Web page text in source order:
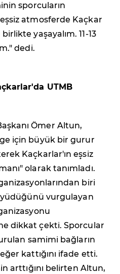
sporcuların
atmosferde Kaçkar
yaşayalım. 11-13
dedi.
UTMB
Ömer Altun,
için büyük bir gurur
Kaçkarlar'ın eşsiz
olarak tanımladı.
biri
vurgulayan
dikkat çekti. Sporcular
samimi bağların
kattığını ifade etti.
arttığını belirten Altun,